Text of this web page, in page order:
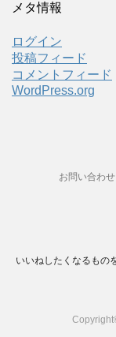
メタ情報
ログイン
投稿フィード
コメントフィード
WordPress.org
お問い合わせ
いいねしたくなるもの